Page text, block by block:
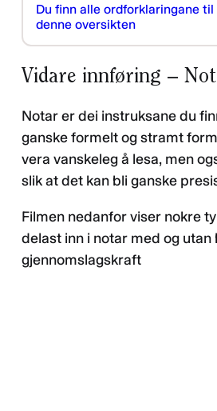
Du finn alle ordforklaringane til
denne oversikten
Vidare innføring –
Notar er dei instruksane du
ganske formelt og stramt
vera vanskeleg å lesa, men
slik at det kan bli ganske
Filmen nedanfor viser nokre
delast inn i notar med og utan
gjennomslagskraft